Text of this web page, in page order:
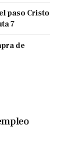
paso Cristo
7
de